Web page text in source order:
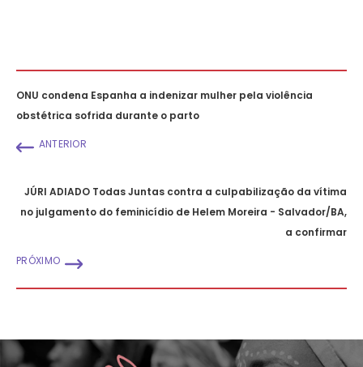
ONU condena Espanha a indenizar mulher pela violência
obstétrica sofrida durante o parto
ANTERIOR
JÚRI ADIADO Todas Juntas contra a culpabilização da vítima
no julgamento do feminicídio de Helem Moreira - Salvador/BA,
a confirmar
PRÓXIMO